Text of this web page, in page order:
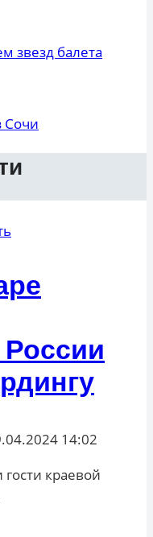
звезд балета
Сочи
14:02
краевой